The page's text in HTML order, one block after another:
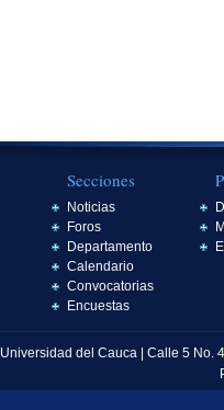
Secciones
Noticias
Foros
Departamento
Calendario
Convocatorias
Encuestas
Universidad del Cauca | Calle 5 No.